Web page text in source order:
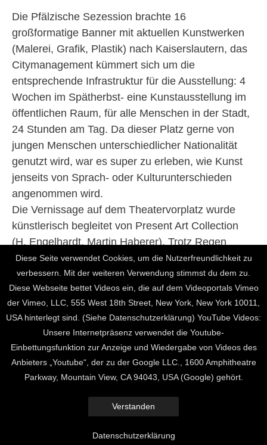
Die Pfälzische Sezession brachte 16
großformatige Banner mit aktuellen Kunstwerken
(Malerei, Grafik, Plastik) nach Kaiserslautern, das
Citymanagement kümmert sich um die
entsprechende Infrastruktur für die Ausstellung: 4
Wochen im Spätherbst- eine Kunstausstellung im
öffentlichen Raum, für alle Menschen in der Stadt,
24 Stunden am Tag. Da dieser Platz gerne von
jungen Menschen unterschiedlicher Nationalität
genutzt wird, war es super zu erleben, wie Kunst
jenseits von Sprach- oder Kulturunterschieden
angenommen wird.
Die Vernissage auf dem Theatervorplatz wurde
künstlerisch begleitet von Present Art Collection
(H. Engelhardt, Martin Haberer). Trotz Regen
kamen Besucher und es gab wieder regen
Austausch über Kunst, begleitet von Musik und
Cremant …
Germersheim in der Planung/2026
Beitragsnavigation
←zurück
DATENSCHUTZ
Diese Seite verwendet Cookies, um die Nutzerfreundlichkeit zu
verbessern. Mit der weiteren Verwendung stimmst du dem zu.
Diese Webseite bettet Videos ein, die auf dem Videoportals Vimeo
der Vimeo, LLC, 555 West 18th Street, New York, New York 10011,
USA hinterlegt sind. (Siehe Datenschutzerklärung) YouTube Videos:
Unsere Internetpräsenz verwendet die Youtube-
Einbettungsfunktion zur Anzeige und Wiedergabe von Videos des
Anbieters „Youtube“, der zu der Google LLC., 1600 Amphitheatre
Parkway, Mountain View, CA 94043, USA (Google) gehört.
Verstanden
Datenschutzerklärung